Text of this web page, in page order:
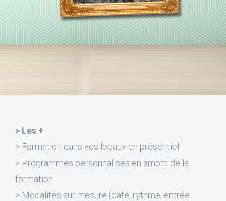
> Les +
> Formation dans vos locaux en présentiel
> Programmes personnalisés en amont de la
formation
> Modalités sur mesure (date, rythme, entrée